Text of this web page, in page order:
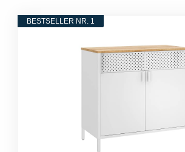
BESTSELLER NR. 1